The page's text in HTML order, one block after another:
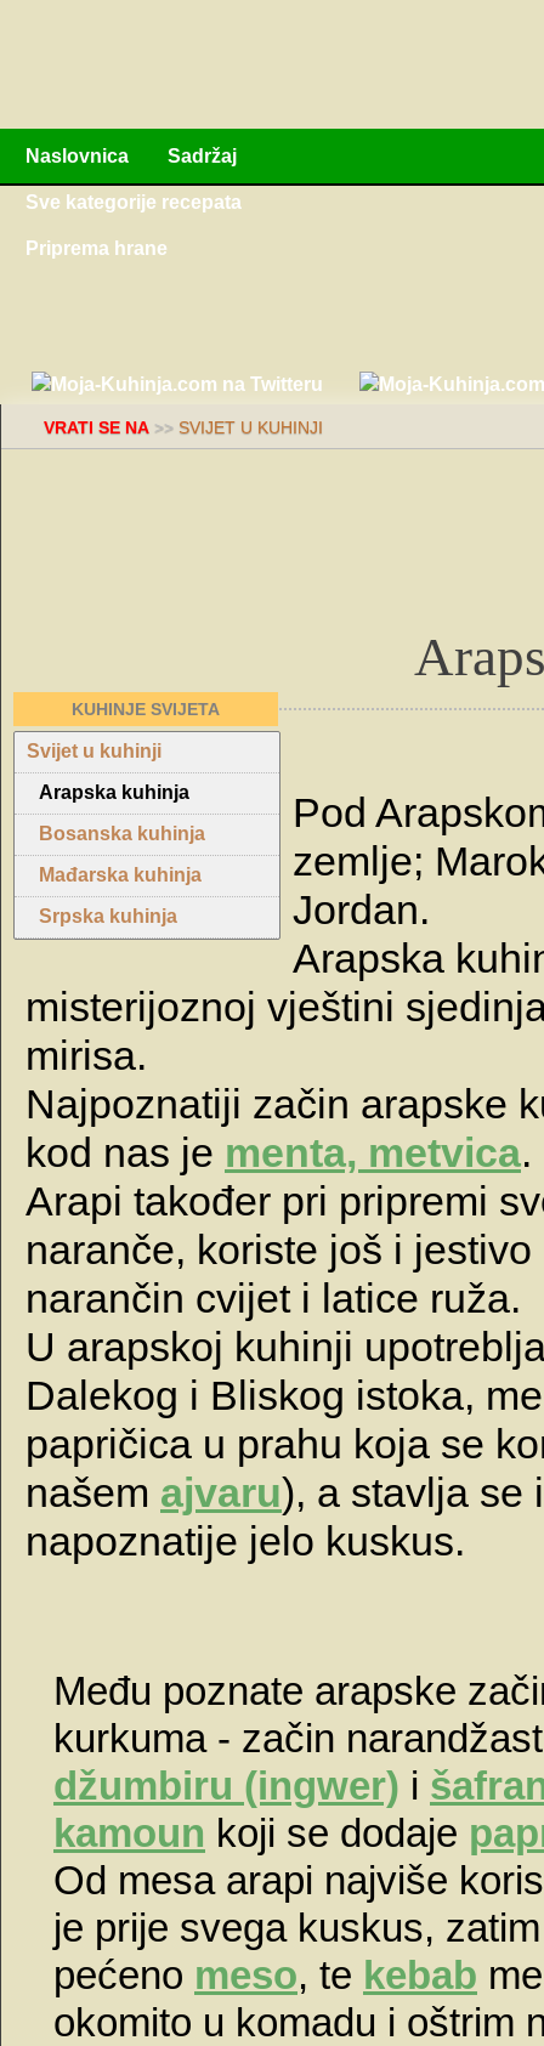
Naslovnica Sadržaj
Sve kategorije recepata
Priprema hrane
VRATI SE NA >> SVIJET U KUHINJI
KUHINJE SVIJETA
Svijet u kuhinji
Arapska kuhinja
Bosanska kuhinja
Mađarska kuhinja
Srpska kuhinja
Pod
zemlje;
Jordan.
Arapska
misterijoznoj vještini
mirisa.
Najpoznatiji začin arapske
kod nas je menta, metvica.
Arapi također pri pripremi
naranče, koriste još i
narančin cvijet i latice ruža.
U arapskoj kuhinji
Dalekog i Bliskog istoka,
papričica u prahu koja se
našem ajvaru), a stavlja se
napoznatije jelo kuskus.
Među poznate arapske
kurkuma - začin
džumbiru (ingwer) i
kamoun koji se dodaje
Od mesa arapi najviše
je prije svega kuskus,
pećeno meso, te kebab
okomito u komadu i oštrim